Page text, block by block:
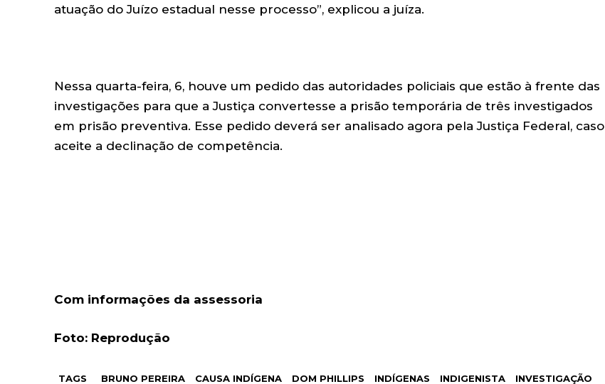
atuação do Juízo estadual nesse processo”, explicou a juíza.
Nessa quarta-feira, 6, houve um pedido das autoridades policiais que estão à frente das
investigações para que a Justiça convertesse a prisão temporária de três investigados
em prisão preventiva. Esse pedido deverá ser analisado agora pela Justiça Federal, caso
aceite a declinação de competência.
Com informações da assessoria
Foto: Reprodução
TAGS BRUNO PEREIRA CAUSA INDÍGENA DOM PHILLIPS INDÍGENAS INDIGENISTA
INVESTIGAÇÃO